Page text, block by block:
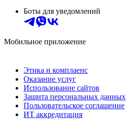
Боты для уведомлений
Мобильное приложение
Этика и комплаенс
Оказание услуг
Использование сайтов
Защита персональных данных
Пользовательское соглашение
ИТ аккредитация